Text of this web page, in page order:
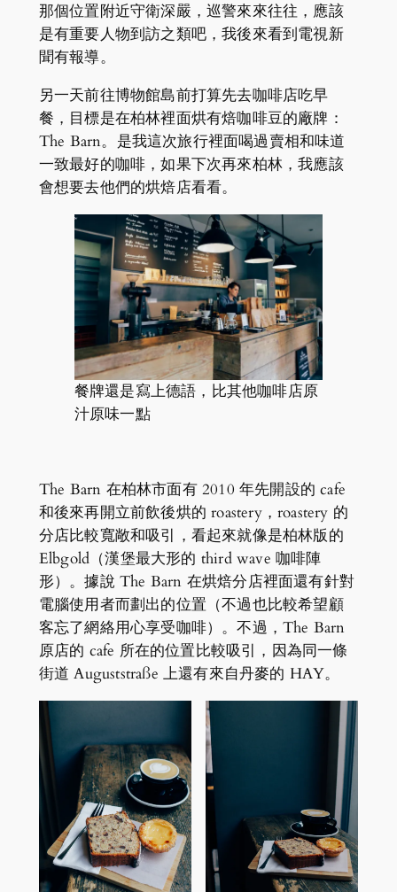
那個位置附近守衛深嚴，巡警來來往往，應該
是有重要人物到訪之類吧，我後來看到電視新
聞有報導。
另一天前往博物館島前打算先去咖啡店吃早
餐，目標是在柏林裡面烘有焙咖啡豆的廠牌：
The Barn。是我這次旅行裡面喝過賣相和味道
一致最好的咖啡，如果下次再來柏林，我應該
會想要去他們的烘焙店看看。
餐牌還是寫上德語，比其他咖啡店原
汁原味一點
The Barn 在柏林市面有 2010 年先開設的 cafe
和後來再開立前飲後烘的 roastery，roastery 的
分店比較寬敞和吸引，看起來就像是柏林版的
Elbgold（漢堡最大形的 third wave 咖啡陣
形）。據說 The Barn 在烘焙分店裡面還有針對
電腦使用者而劃出的位置（不過也比較希望顧
客忘了網絡用心享受咖啡）。不過，The Barn
原店的 cafe 所在的位置比較吸引，因為同一條
街道 Auguststraße 上還有來自丹麥的 HAY。